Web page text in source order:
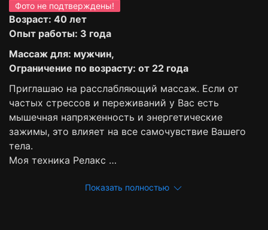
Фото не подтверждены!
Возраст: 40 лет
Опыт работы: 3 года
Массаж для: мужчин,
Ограничение по возрасту: от 22 года
Приглашаю на расслабляющий массаж. Если от
частых стрессов и переживаний у Вас есть
мышечная напряженность и энергетические
зажимы, это влияет на все самочувствие Вашего
тела.
Моя техника Релакс …
Показать полностью